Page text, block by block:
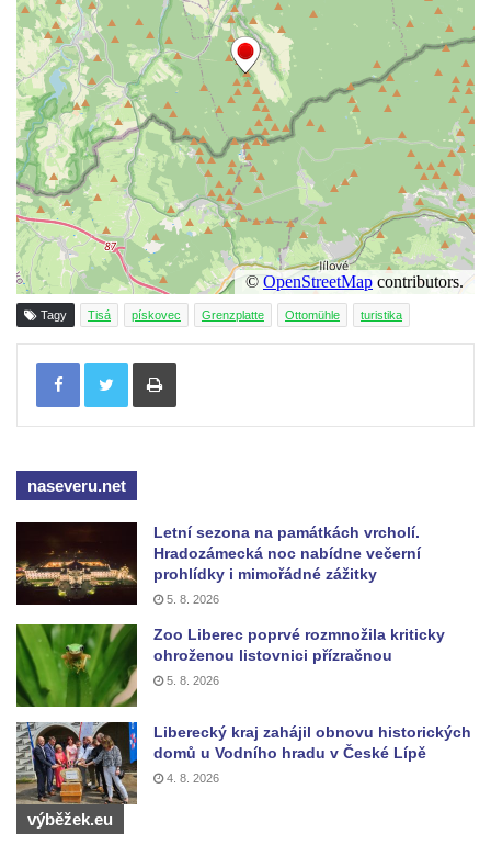
Tagy Tisá pískovec Grenzplatte Ottomühle turistika
Tisknout
naseveru.net
Letní sezona na památkách vrcholí.
Hradozámecká noc nabídne večerní
prohlídky i mimořádné zážitky
5. 8. 2026
Zoo Liberec poprvé rozmnožila kriticky
ohroženou listovnici přízračnou
5. 8. 2026
Liberecký kraj zahájil obnovu historických
domů u Vodního hradu v České Lípě
4. 8. 2026
výběžek.eu